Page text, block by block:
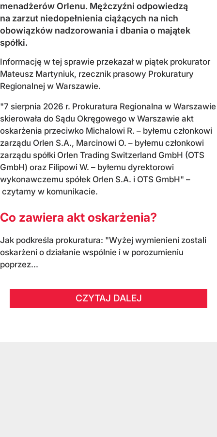
menadżerów Orlenu. Mężczyźni odpowiedzą
na zarzut niedopełnienia ciążących na nich
obowiązków nadzorowania i dbania o majątek
spółki.
Informację w tej sprawie przekazał w piątek prokurator
Mateusz Martyniuk, rzecznik prasowy Prokuratury
Regionalnej w Warszawie.
"7 sierpnia 2026 r. Prokuratura Regionalna w Warszawie
skierowała do Sądu Okręgowego w Warszawie akt
oskarżenia przeciwko Michalowi R. – byłemu członkowi
zarządu Orlen S.A., Marcinowi O. – byłemu członkowi
zarządu spółki Orlen Trading Switzerland GmbH (OTS
GmbH) oraz Filipowi W. – byłemu dyrektorowi
wykonawczemu spółek Orlen S.A. i OTS GmbH" –
czytamy w komunikacie.
Co zawiera akt oskarżenia?
Jak podkreśla prokuratura: "Wyżej wymienieni zostali
oskarżeni o działanie wspólnie i w porozumieniu
poprzez...
CZYTAJ DALEJ